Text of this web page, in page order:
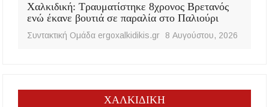
Χαλκιδική: Τραυματίστηκε 8χρονος Βρετανός
ενώ έκανε βουτιά σε παραλία στο Παλιούρι
Συντακτική Ομάδα ergoxalkidikis.gr 8 Αυγούστου, 2026
ΧΑΛΚΙΔΙΚΗ